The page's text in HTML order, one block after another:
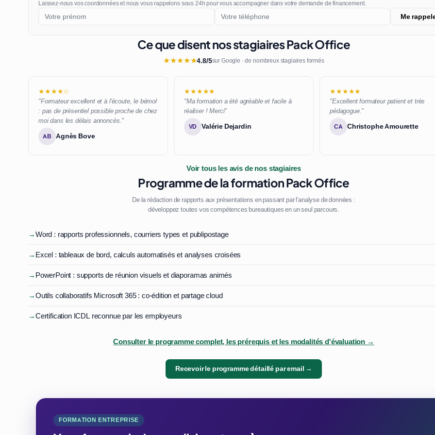
Laissez-nous vos coordonnées et nous vous rappelons sous 24h pour vous accompagner dans votre demande de financement.
Me
Ce que disent nos stagiaires Pack Office
★★★★★4.8/5sur Google · de nombreux stagiaires formés
★★★★☆
"Formateur excellent et à l'écoute, le bémol
: pas de présentiel possible proche de chez
moi dans les délais annoncés."
AB Agnès Bove
★★★★★
"Ma formation a été agréable et facile à
réaliser ! Merci"
VD Valérie Dejardin
★★★★★
"Excellent formateur patient et très
pédagogue."
CA Christophe Amourette
Voir tous les avis de nos stagiaires
Programme de la formation Pack Office
De la rédaction de rapports aux présentations en passant par l'analyse de données :
développez toutes vos compétences bureautiques en un seul parcours.
→Word : rapports professionnels, courriers types et publipostage
→ Excel : tableaux de bord, calculs automatisés et analyses croisées
→ PowerPoint : supports de réunion visuels et diaporamas animés
→Outils collaboratifs Microsoft 365 : co-édition et partage cloud
→Certification ICDL reconnue par les employeurs
Consulter le programme complet, les prérequis et les modalités d'évaluation →
Recevoir le programme détaillé par email →
FORMATION ENTREPRISE